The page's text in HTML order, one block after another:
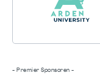
- Premier Sponsoren -